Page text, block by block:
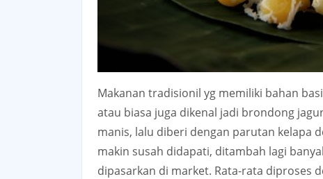
Makanan tradisionil yg memiliki bahan
atau biasa juga dikenal jadi brondong
manis, lalu diberi dengan parutan kelapa
makin susah didapati, ditambah lagi
dipasarkan di market. Rata-rata diproses